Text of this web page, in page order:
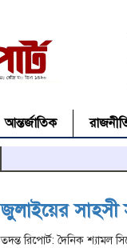
আন্তর্জাতিক
জুলাইয়ের
তদন্ত রিপোর্ট: দৈনিক শ্যামল